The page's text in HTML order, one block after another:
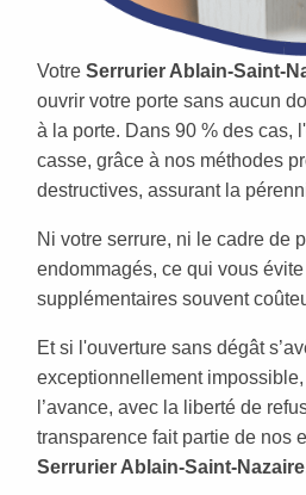
Votre Serrurier Ablain-Saint-
ouvrir votre porte sans aucun
à la porte. Dans 90 % des cas,
casse, grâce à nos méthodes
destructives, assurant la
Ni votre serrure, ni le cadre de
endommagés, ce qui vous
supplémentaires souvent
Et si l'ouverture sans dégât
exceptionnellement
l’avance, avec la liberté de
transparence fait partie de nos
Serrurier Ablain-Saint-Nazaire